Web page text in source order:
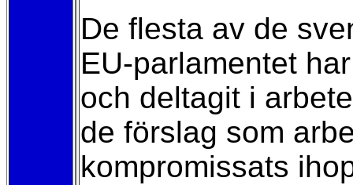
De flesta av de
EU-parlamentet
och deltagit i
de förslag som
kompromissats